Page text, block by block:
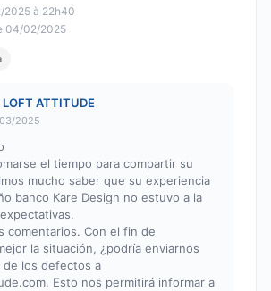
2025 à 22h40
04/02/2025
ATTITUDE
2025
el tiempo para compartir su
mucho saber que su experiencia
banco Kare Design no estuvo a la
comentarios. Con el fin de
la situación, ¿podría enviarnos
los defectos a
. Esto nos permitirá informar a